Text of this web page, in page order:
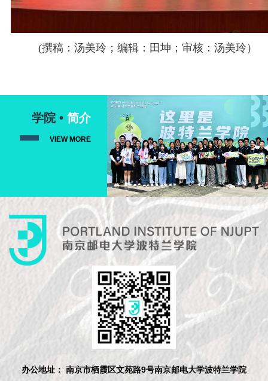
(撰稿：汤美玲；编辑：田坤；审核：汤美玲）
学院 •简介
VIEW MORE
办公地址： 南京市栖霞区文苑路9号南京邮电大学波特兰学院